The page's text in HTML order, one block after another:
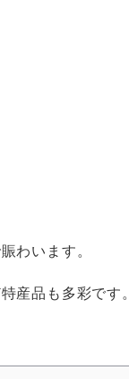
わいます。
産品も多彩です。